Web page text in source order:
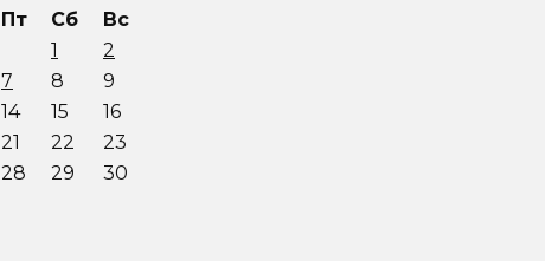
Пт Сб
Вс
1
2
7 8
9
14 15
16
21 22
23
28 29
30